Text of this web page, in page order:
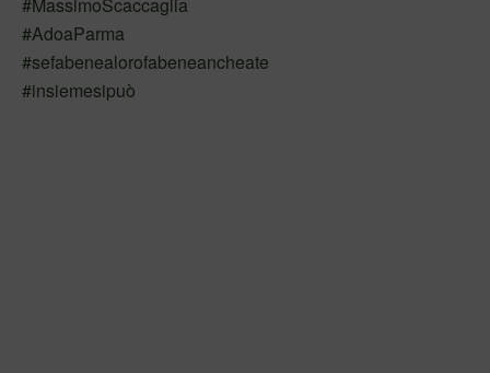
#AdoaParma
#sefabenealorofabeneancheate
#insiemesipuò